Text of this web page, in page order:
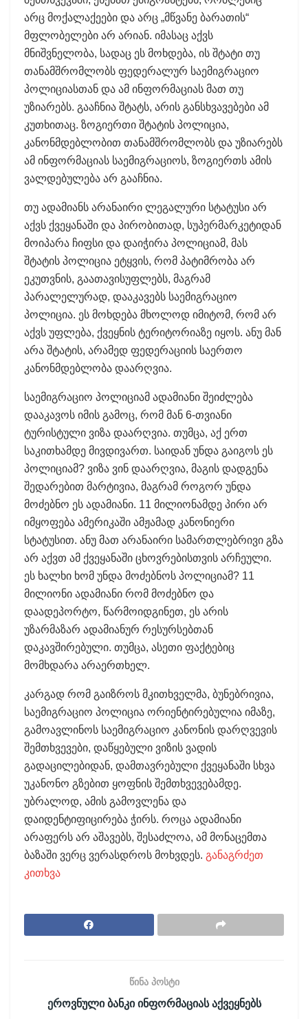
არც მოქალაქეები და არც „მწვანე ბარათის“
მფლობელები არ არიან. იმასაც აქვს
მნიშვნელობა, სადაც ეს მოხდება, ის შტატი თუ
თანამშრომლობს ფედერალურ საემიგრაციო
პოლიციასთან და ამ ინფორმაციას მათ თუ
უზიარებს. გააჩნია შტატს, არის განსხვავებები ამ
კუთხითაც. ზოგიერთი შტატის პოლიცია,
კანონმდებლობით თანამშრომლობს და უზიარებს
ამ ინფორმაციას საემიგრაციოს, ზოგიერთს ამის
ვალდებულება არ გააჩნია.
თუ ადამიანს არანაირი ლეგალური სტატუსი არ
აქვს ქვეყანაში და პირობითად, სუპერმარკეტიდან
მოიპარა ჩიფსი და დაიჭირა პოლიციამ, მას
შტატის პოლიცია ეტყვის, რომ პატიმრობა არ
ეკუთვნის, გაათავისუფლებს, მაგრამ
პარალელურად, დააკავებს საემიგრაციო
პოლიცია. ეს მოხდება მხოლოდ იმიტომ, რომ არ
აქვს უფლება, ქვეყნის ტერიტორიაზე იყოს. ანუ მან
არა შტატის, არამედ ფედერაციის საერთო
კანონმდებლობა დაარღვია.
საემიგრაციო პოლიციამ ადამიანი შეიძლება
დააკავოს იმის გამოც, რომ მან 6-თვიანი
ტურისტული ვიზა დაარღვია. თუმცა, აქ ერთ
საკითხამდე მივდივართ. საიდან უნდა გაიგოს ეს
პოლიციამ? ვიზა ვინ დაარღვია, მაგის დადგენა
შედარებით მარტივია, მაგრამ როგორ უნდა
მოძებნო ეს ადამიანი. 11 მილიონამდე პირი არ
იმყოფება ამერიკაში ამჟამად კანონიერი
სტატუსით. ანუ მათ არანაირი სამართლებრივი გზა
არ აქვთ ამ ქვეყანაში ცხოვრებისთვის არჩეული.
ეს ხალხი ხომ უნდა მოძებნოს პოლიციამ? 11
მილიონი ადამიანი რომ მოძებნო და
დაადეპორტო, წარმოიდგინეთ, ეს არის
უზარმაზარ ადამიანურ რესურსებთან
დაკავშირებული. თუმცა, ასეთი ფაქტებიც
მომხდარა არაერთხელ.
კარგად რომ გაიზროს მკითხველმა, ბუნებრივია,
საემიგრაციო პოლიცია ორიენტირებულია იმაზე,
გამოავლინოს საემიგრაციო კანონის დარღვევის
შემთხვევები, დაწყებული ვიზის ვადის
გადაცილებიდან, დამთავრებული ქვეყანაში სხვა
უკანონო გზებით ყოფნის შემთხვევებამდე.
უბრალოდ, ამის გამოვლენა და
დაიდენტიფიცირება ჭირს. როცა ადამიანი
არაფერს არ აშავებს, შესაძლოა, ამ მონაცემთა
ბაზაში ვერც ვერასდროს მოხვდეს. განაგრძეთ
კითხვა
წინა პოსტი
ეროვნული ბანკი ინფორმაციას აქვეყნებს